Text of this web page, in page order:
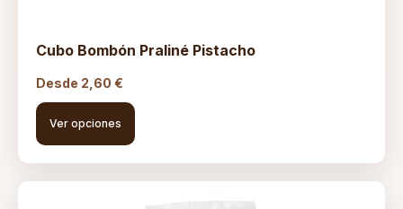
Cubo Bombón Praliné Pistacho
Desde 2,60 €
Ver opciones